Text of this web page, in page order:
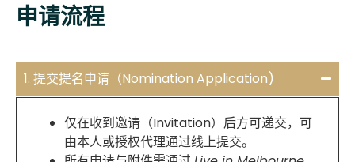
申请流程
1. 提交提名申请（Nomination Application)
仅在收到邀请（Invitation）后方可递交，可
由本人或授权代理通过线上提交。